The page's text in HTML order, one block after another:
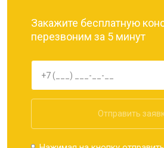
Закажите бесплатную
перезвоним за 5 минут
Отправить